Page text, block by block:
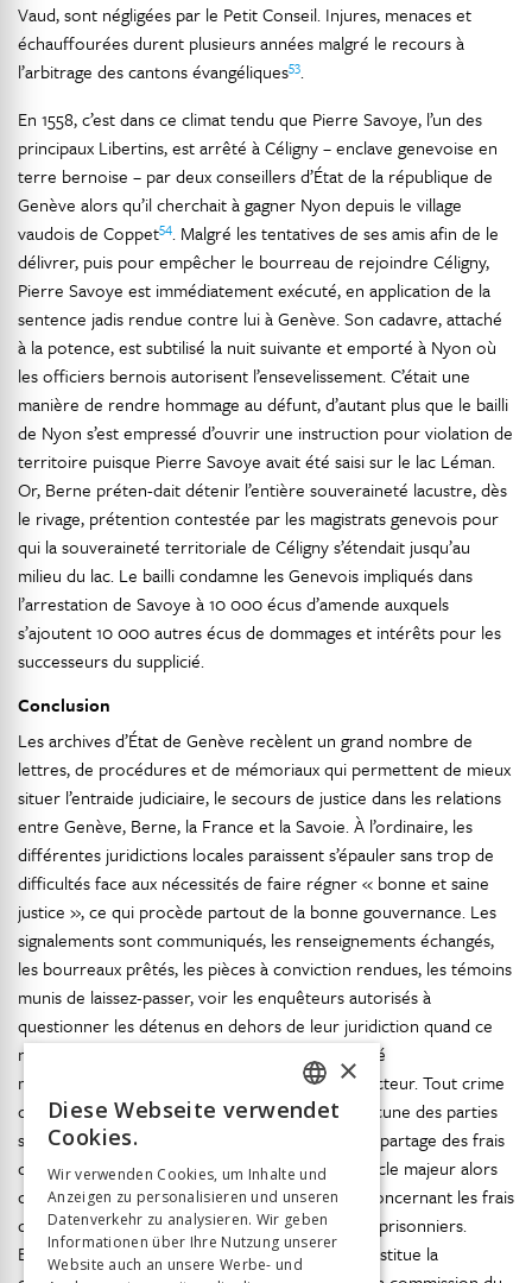
Vaud, sont négligées par le Petit Conseil. Injures, menaces et
échauffourées durent plusieurs années malgré le recours à
l’arbitrage des cantons évangéliques53.
En 1558, c’est dans ce climat tendu que Pierre Savoye, l’un des
principaux Libertins, est arrêté à Céligny – enclave genevoise en
terre bernoise – par deux conseillers d’État de la république de
Genève alors qu’il cherchait à gagner Nyon depuis le village
vaudois de Coppet54. Malgré les tentatives de ses amis afin de le
délivrer, puis pour empêcher le bourreau de rejoindre Céligny,
Pierre Savoye est immédiatement exécuté, en application de la
sentence jadis rendue contre lui à Genève. Son cadavre, attaché
à la potence, est subtilisé la nuit suivante et emporté à Nyon où
les officiers bernois autorisent l’ensevelissement. C’était une
manière de rendre hommage au défunt, d’autant plus que le bailli
de Nyon s’est empressé d’ouvrir une instruction pour violation de
territoire puisque Pierre Savoye avait été saisi sur le lac Léman.
Or, Berne préten-dait détenir l’entière souveraineté lacustre, dès
le rivage, prétention contestée par les magistrats genevois pour
qui la souveraineté territoriale de Céligny s’étendait jusqu’au
milieu du lac. Le bailli condamne les Genevois impliqués dans
l’arrestation de Savoye à 10 000 écus d’amende auxquels
s’ajoutent 10 000 autres écus de dommages et intérêts pour les
successeurs du supplicié.
Conclusion
Les archives d’État de Genève recèlent un grand nombre de
lettres, de procédures et de mémoriaux qui permettent de mieux
situer l’entraide judiciaire, le secours de justice dans les relations
entre Genève, Berne, la France et la Savoie. À l’ordinaire, les
différentes juridictions locales paraissent s’épauler sans trop de
difficultés face aux nécessités de faire régner « bonne et saine
justice », ce qui procède partout de la bonne gouvernance. Les
signalements sont communiqués, les renseignements échangés,
les bourreaux prêtés, les pièces à conviction rendues, les témoins
munis de laissez-passer, voir les enquêteurs autorisés à
questionner les détenus en dehors de leur juridiction quand ce
n’est pas le prisonnier lui-même qui est transféré
momentanément vers un autre magistrat instructeur. Tout crime
doit être puni et l’efficacité commande que chacune des parties
soit raisonnable dans ses prétentions : même le partage des frais
de justice et de détention ne dresse pas d’obstacle majeur alors
que les sources judiciaires abondent de litiges concernant les frais
de bouche, de garde ou de chauffage de divers prisonniers.
Encore faut-il se mettre d’accord sur ce qui constitue la
FRENCH
ITALIAN
×
Diese Webseite verwendet
Cookies.
Wir verwenden Cookies, um Inhalte und
Anzeigen zu personalisieren und unseren
Datenverkehr zu analysieren. Wir geben
Informationen über Ihre Nutzung unserer
Website auch an unsere Werbe- und